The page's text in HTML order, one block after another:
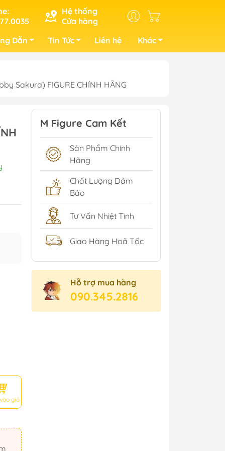
Hệ thống
Cửa hàng
Dẫn Tin Tức Liên hệ Khác
Sakura) FIGURE CHÍNH HÃNG
giỏ
M Figure Cam Kết
Sản Phẩm Chính
Hãng
Chất Lượng Đảm
Bảo
Tư Vấn Nhiệt Tình
Giao Hàng Hoả Tốc
Hỗ trợ mua hàng
090.345.2816